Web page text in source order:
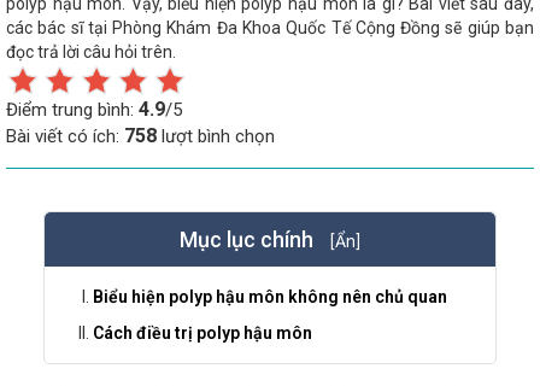
các bác sĩ tại Phòng Khám Đa Khoa Quốc Tế Cộng Đồng sẽ giúp bạn
đọc trả lời câu hỏi trên.
Điểm trung bình: 4.9/5
Bài viết có ích: 758 lượt bình chọn
Mục lục chính [Ẩn]
Biểu hiện polyp hậu môn không nên chủ quan
Cách điều trị polyp hậu môn